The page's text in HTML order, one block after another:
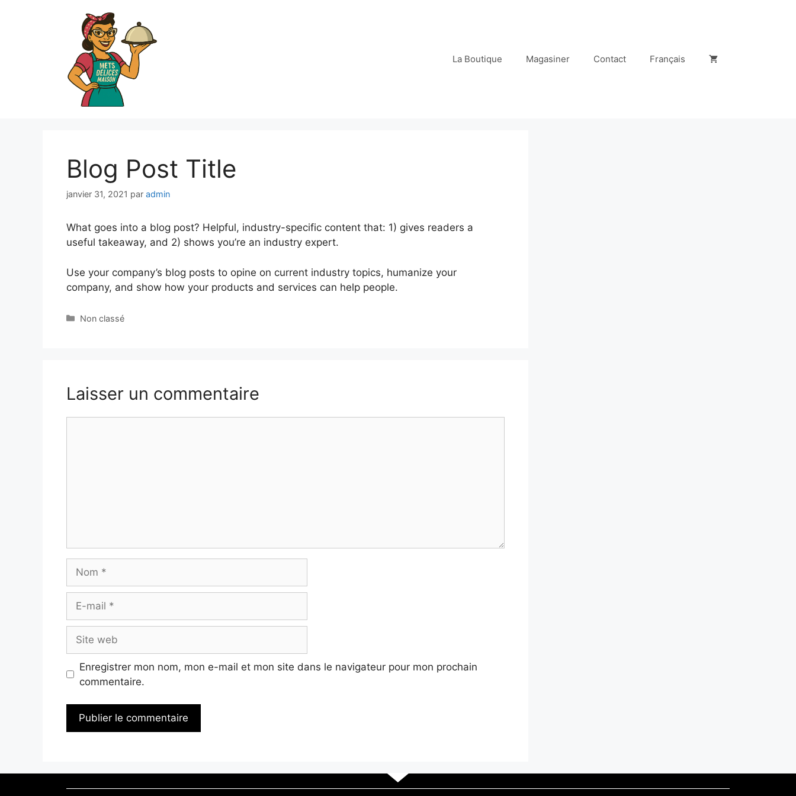
La Boutique Magasiner Contact Français
Blog Post Title
janvier 31, 2021 par admin
What goes into a blog post? Helpful, industry-specific content that: 1) gives readers a
useful takeaway, and 2) shows you’re an industry expert.
Use your company’s blog posts to opine on current industry topics, humanize your
company, and show how your products and services can help people.
Non classé
Laisser un commentaire
Enregistrer mon nom, mon e-mail et mon site dans le navigateur pour mon prochain
commentaire.